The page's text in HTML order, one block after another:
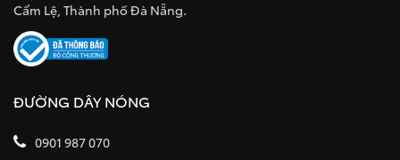
Cẩm Lệ, Thành phố Đà Nẵng.
ĐƯỜNG DÂY NÓNG
0901 987 070